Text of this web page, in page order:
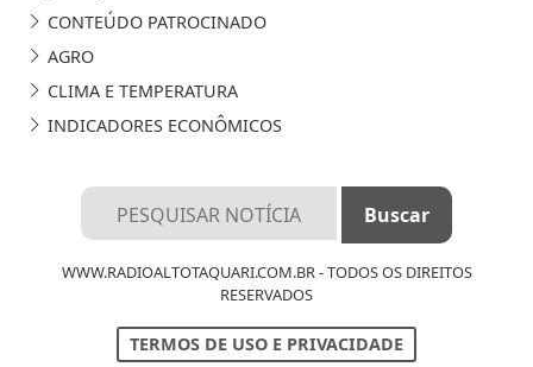
CONTEÚDO PATROCINADO
AGRO
CLIMA E TEMPERATURA
INDICADORES ECONÔMICOS
WWW.RADIOALTOTAQUARI.COM.BR - TODOS OS DIREITOS
RESERVADOS
TERMOS DE USO E PRIVACIDADE